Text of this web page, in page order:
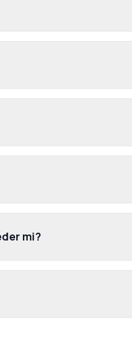
mi?